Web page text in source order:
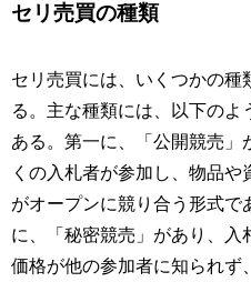
セリ売買の種類
セリ売買には、いくつかの種
る。主な種類には、以下のよ
ある。第一に、「公開競売」
くの入札者が参加し、物品や
がオープンに競り合う形式で
に、「秘密競売」があり、入
価格が他の参加者に知られず